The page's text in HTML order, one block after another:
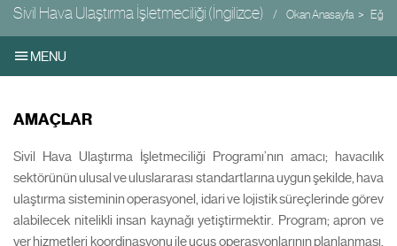
Sivil Hava Ulaştırma İşletmeciliği (İngilizce) Okan Anasayfa
MENU
AMAÇLAR
Sivil Hava Ulaştırma İşletmeciliği Programı’nın amacı; havacılık
sektörünün ulusal ve uluslararası standartlarına uygun şekilde, hava
ulaştırma sisteminin operasyonel, idari ve lojistik süreçlerinde görev
alabilecek nitelikli insan kaynağı yetiştirmektir. Program; apron ve
yer hizmetleri koordinasyonu ile uçuş operasyonlarının planlanması,